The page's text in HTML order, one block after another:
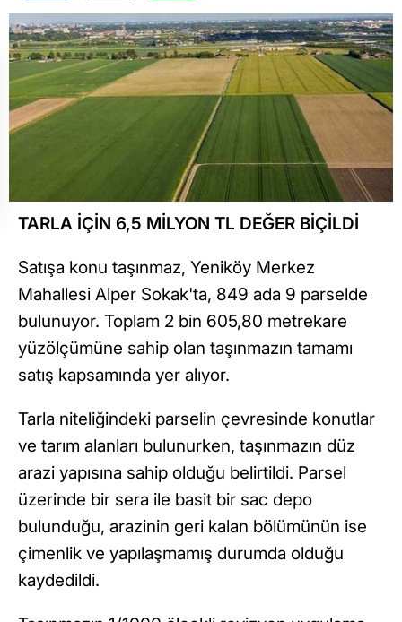
TARLA İÇİN 6,5 MİLYON TL DEĞER BİÇİLDİ
Satışa konu taşınmaz, Yeniköy Merkez
Mahallesi Alper Sokak'ta, 849 ada 9 parselde
bulunuyor. Toplam 2 bin 605,80 metrekare
yüzölçümüne sahip olan taşınmazın tamamı
satış kapsamında yer alıyor.
Tarla niteliğindeki parselin çevresinde konutlar
ve tarım alanları bulunurken, taşınmazın düz
arazi yapısına sahip olduğu belirtildi. Parsel
üzerinde bir sera ile basit bir sac depo
bulunduğu, arazinin geri kalan bölümünün ise
çimenlik ve yapılaşmamış durumda olduğu
kaydedildi.